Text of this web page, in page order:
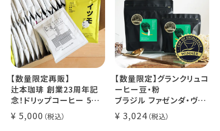
【数量限定再販】
辻本珈琲 創業23周年記
念！ドリップコーヒー 5種
50杯セット
アニバーサリーブレンド
5,000
【数量限定】グランクリュコ
ーヒー豆・粉
ブラジル ファゼンダ・ヴァ
レ・ド・クリスタル（100g /
200g / 1kg）
3,024